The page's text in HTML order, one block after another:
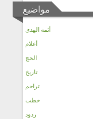
مواضيع
أئمة الهدى
أعلام
الحج
تاريخ
تراجم
خطب
ردود